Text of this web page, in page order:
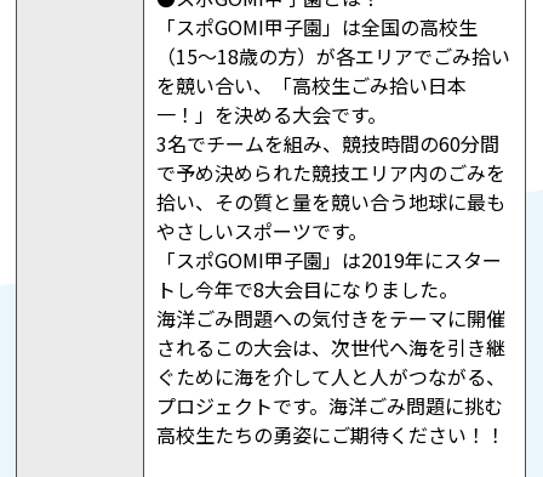
「スポGOMI甲子園」は全国の高校生
（15～18歳の方）が各エリアでごみ拾い
を競い合い、「高校生ごみ拾い日本
一！」を決める大会です。
3名でチームを組み、競技時間の60分間
で予め決められた競技エリア内のごみを
拾い、その質と量を競い合う地球に最も
やさしいスポーツです。
「スポGOMI甲子園」は2019年にスター
トし今年で8大会目になりました。
海洋ごみ問題への気付きをテーマに開催
されるこの大会は、次世代へ海を引き継
ぐために海を介して人と人がつながる、
プロジェクトです。海洋ごみ問題に挑む
高校生たちの勇姿にご期待ください！！